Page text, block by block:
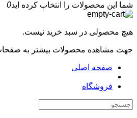
شما این محصولات را انتخاب کرده اید0
هیچ محصولی در سبد خرید نیست.
جهت مشاهده محصولات بیشتر به صفحات
صفحه اصلی
فروشگاه